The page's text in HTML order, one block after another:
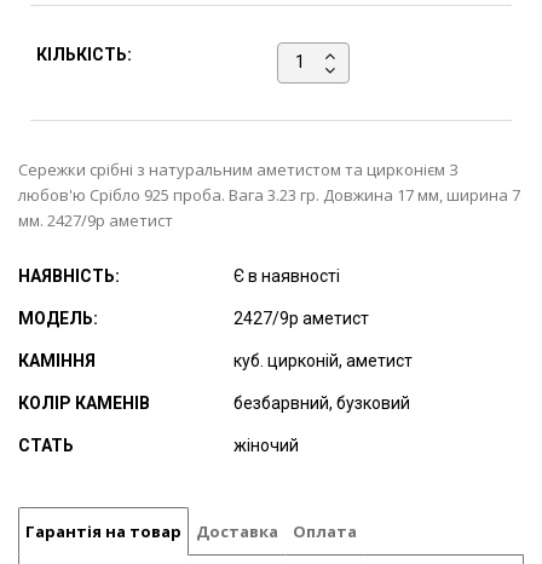
КІЛЬКІСТЬ:
Сережки срібні з натуральним аметистом та цирконієм З
любов'ю Срібло 925 проба. Вага 3.23 гр. Довжина 17 мм, ширина 7
мм. 2427/9р аметист
НАЯВНІСТЬ: Є в наявності
МОДЕЛЬ: 2427/9р аметист
КАМІННЯ куб. цирконій, аметист
КОЛІР КАМЕНІВ безбарвний, бузковий
СТАТЬ жіночий
Гарантія на товар Доставка Оплата